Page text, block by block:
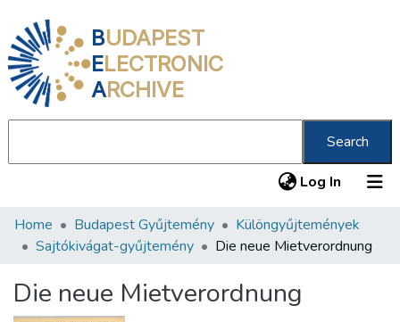
BUDAPEST
ELECTRONIC
ARCHIVE
Search
Log In (current)
Communities & Collections
Statistics
Home Budapest Gyűjtemény
Különgyűjtemények
Sajtókivágat-gyűjtemény
Die neue Mietverordnung
Die neue Mietverordnung